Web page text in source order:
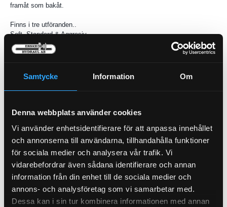
Samtycke Information Om
Denna webbplats använder cookies
Vi använder enhetsidentifierare för att anpassa innehållet
och annonserna till användarna, tillhandahålla funktioner
för sociala medier och analysera vår trafik. Vi
vidarebefordrar även sådana identifierare och annan
information från din enhet till de sociala medier och
annons- och analysföretag som vi samarbetar med.
Dessa kan i sin tur kombinera informationen med annan
framåt som bakåt.
Finns i tre utföranden..
Soft, Standard & Aggresiv
Presshylsa BST 1/2"
PU23-8
Neste 10lit dunk
NE-BS-10